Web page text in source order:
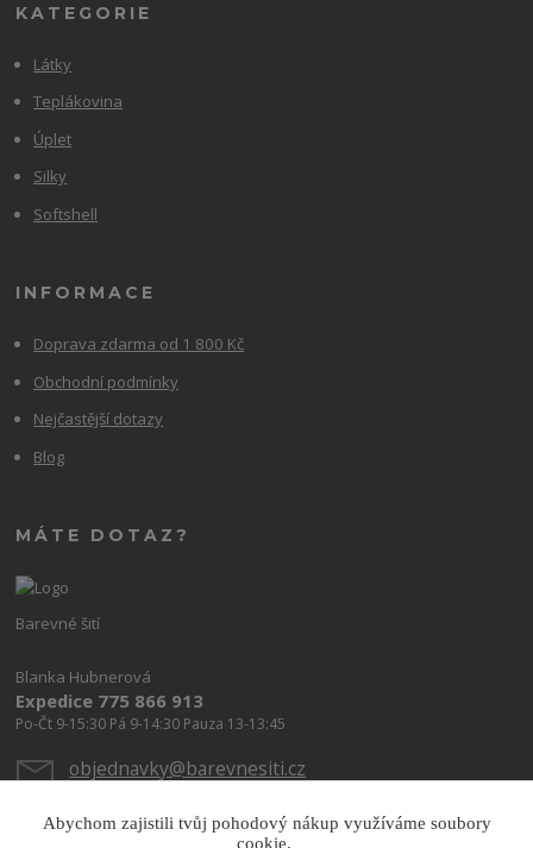
KATEGORIE
Látky
Teplákovina
Úplet
Silky
Softshell
INFORMACE
Doprava zdarma od 1 800 Kč
Obchodní podmínky
Nejčastější dotazy
Blog
MÁTE DOTAZ?
Barevné šití
Blanka Hubnerová
Expedice 775 866 913
Po-Čt 9-15:30 Pá 9-14:30 Pauza 13-13:45
objednavky@barevnesiti.cz
Abychom zajistili tvůj pohodový nákup využíváme soubory
cookie.